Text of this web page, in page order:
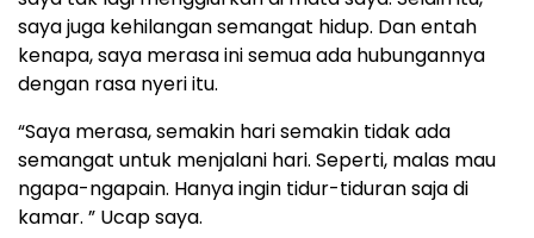
saya juga kehilangan semangat hidup. Dan entah
kenapa, saya merasa ini semua ada hubungannya
dengan rasa nyeri itu.
“Saya merasa, semakin hari semakin tidak ada
semangat untuk menjalani hari. Seperti, malas mau
ngapa-ngapain. Hanya ingin tidur-tiduran saja di
kamar. ” Ucap saya.